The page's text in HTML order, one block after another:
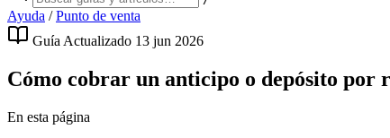
Ayuda / Punto de venta
Guía Actualizado 13 jun 2026
Cómo cobrar un anticipo o depósito por
En esta página